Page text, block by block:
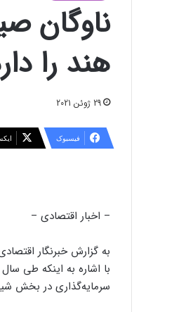
ناوگان
هند را
29 ژوئن 2021
فیسبوک
– اخبار اقتصادی –
به گزارش خبرنگار
با اشاره به اینکه طی
سرمایه‌گذاری در بخش